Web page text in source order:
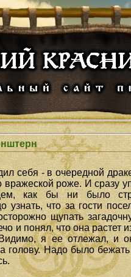
себя - в очередной
вражеской роже. И сразу
как бы ни было
узнать, что за гости
щупать
и понял, что она растет
я ее отлежал, и
голову. Надо было